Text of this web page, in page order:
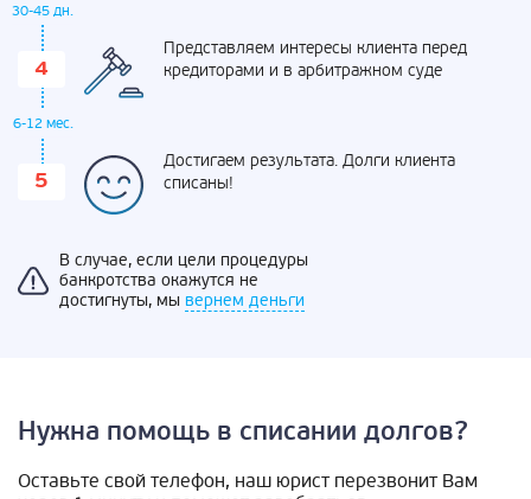
30-45 дн.
6-12 мес.
Представляем интересы клиента перед
кредиторами и в арбитражном суде
Достигаем результата. Долги клиента
списаны!
В случае, если цели процедуры
банкротства окажутся не
достигнуты, мы вернем деньги
Нужна помощь в списании долгов?
Оставьте свой телефон, наш юрист перезвонит Вам